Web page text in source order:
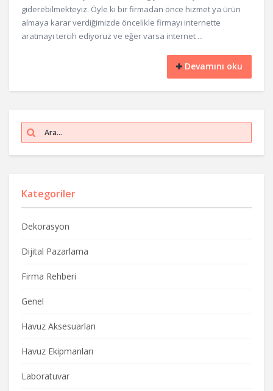
giderebilmekteyiz. Öyle ki bir firmadan önce hizmet ya ürün
almaya karar verdiğimizde öncelikle firmayı internette
aratmayı tercih ediyoruz ve eğer varsa internet ...
Devamını oku
Kategoriler
Dekorasyon
Dijital Pazarlama
Firma Rehberi
Genel
Havuz Aksesuarları
Havuz Ekipmanları
Laboratuvar